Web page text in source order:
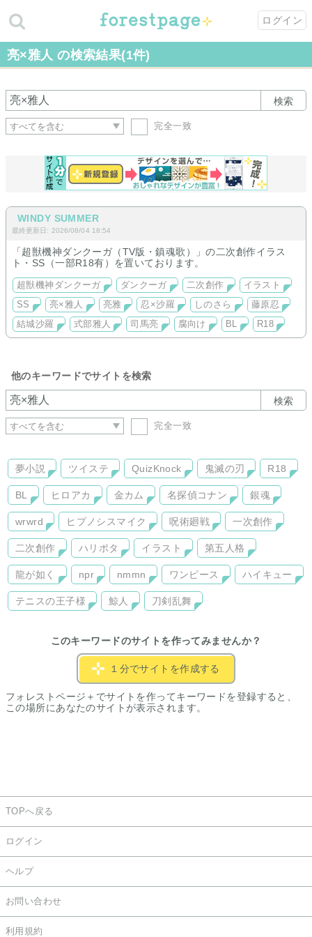
ログイン
亮×雅人 の検索結果(1件)
検索
完全一致
WINDY SUMMER
最終更新日: 2026/08/04 18:54
「超獣機神ダンクーガ（TV版・鎮魂歌）」の二次創作イラス
ト・SS（一部R18有）を置いております。
超獣機神ダンクーガ ダンクーガ 二次創作
イラスト
SS
亮×雅人 亮雅 忍×沙羅 しのさら
藤原忍
結城沙羅
式部雅人 司馬亮 腐向け BL R18
他のキーワードでサイトを検索
検索
完全一致
夢小説 ツイステ QuizKnock 鬼滅の刃 R18
BL ヒロアカ 金カム 名探偵コナン 銀魂
wrwrd ヒプノシスマイク 呪術廻戦 一次創作
二次創作 ハリポタ イラスト 第五人格
龍が如く npr nmmn ワンピース ハイキュー
テニスの王子様 鯨人 刀剣乱舞
このキーワードのサイトを作ってみませんか？
１分でサイトを作成する
フォレストページ＋でサイトを作ってキーワードを登録すると、
この場所にあなたのサイトが表示されます。
TOPへ戻る
ログイン
ヘルプ
お問い合わせ
利用規約